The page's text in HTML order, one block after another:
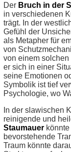
Der Bruch in der
in verschiedenen
trägt. In der
Gefühl der
als Metapher für
von
von einem
er sich in einer
seine Emotionen
Symbolik ist tief
Psychologie, wo
In der slawischen
reinigende und
Staumauer
bevorstehende
Traum könnte